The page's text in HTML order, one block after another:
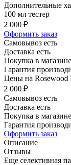
Дополнительные
100 мл тестер
2 000 ₽
Оформить заказ
Самовывоз есть
Доставка есть
Покупка в
Гарантия
Цены на Rosewood
2 000 ₽
Самовывоз есть
Доставка есть
Покупка в
Гарантия
Оформить заказ
Описание
Отзывы
Еще селективная